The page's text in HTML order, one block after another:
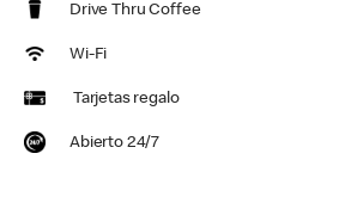
Drive Thru Coffee
Wi-Fi
Tarjetas regalo
Abierto 24/7